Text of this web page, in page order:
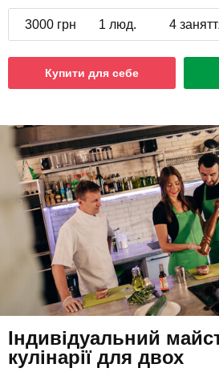
3000 грн 1 люд. 4
Купити для себе
Індивідуальний
кулінарії для двох